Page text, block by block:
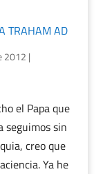
TRAHAM AD
2012 |
el Papa que
seguimos sin
creo que
Ya he